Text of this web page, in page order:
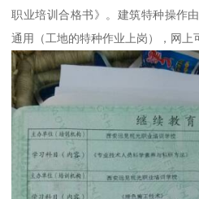
职业培训合格书》。建筑特种操作
通用（工地的特种作业上岗），网上